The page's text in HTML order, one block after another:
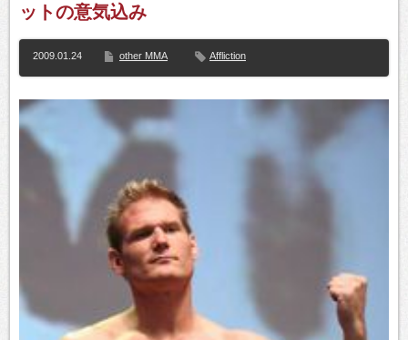
ットの意気込み
2009.01.24 other MMA Affliction